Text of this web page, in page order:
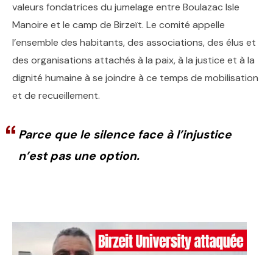
valeurs fondatrices du jumelage entre Boulazac Isle
Manoire et le camp de Birzeït. Le comité appelle
l’ensemble des habitants, des associations, des élus et
des organisations attachés à la paix, à la justice et à la
dignité humaine à se joindre à ce temps de mobilisation
et de recueillement.
Parce que le silence face à l’injustice
n’est pas une option.